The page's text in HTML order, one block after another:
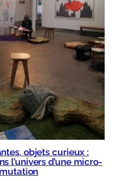
objets curieux :
l’univers d’une micro-